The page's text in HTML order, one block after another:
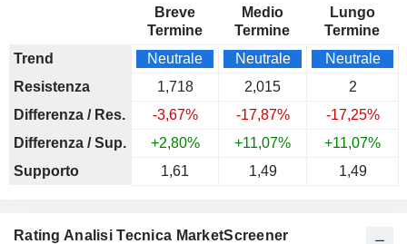
Breve
Termine
Medio
Termine
Lungo
Termine
Trend
Neutrale Neutrale
Neutrale
Resistenza
1,718 2,015
2
Differenza / Res.
-3,67% -17,87%
-17,25%
Differenza / Sup.
+2,80% +11,07%
+11,07%
Supporto
1,61 1,49 1,49
Rating Analisi Tecnica MarketScreener